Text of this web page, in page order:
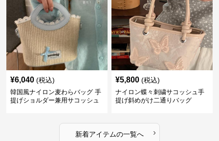
¥6,040 (税込)
韓国風ナイロン麦わらバッグ 手
提げショルダー兼用サコッシュ
¥5,800 (税込)
ナイロン蝶々刺繍サコッシュ手
提げ斜めがけ二通りバッグ
新着アイテムの一覧へ ›